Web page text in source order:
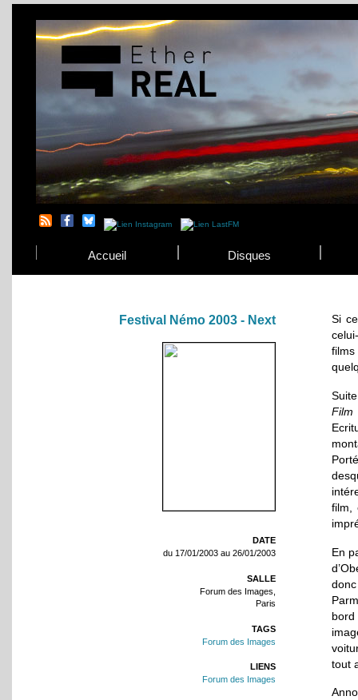
Accueil Disques
Festival Némo 2003 - Next
DATE
du 17/01/2003 au 26/01/2003
SALLE
Forum des Images,
Paris
TAGS
Forum des Images
LIENS
Forum des Images
Si
Film
film,
En
tout